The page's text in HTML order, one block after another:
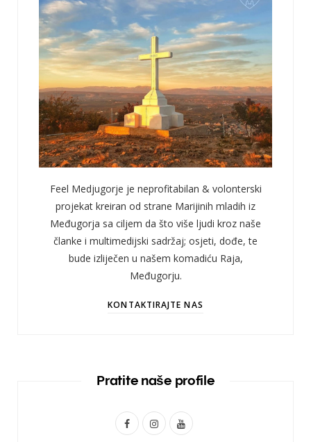
Feel Medjugorje je neprofitabilan & volonterski
projekat kreiran od strane Marijinih mladih iz
Međugorja sa ciljem da što više ljudi kroz naše
članke i multimedijski sadržaj; osjeti, dođe, te
bude izliječen u našem komadiću Raja,
Međugorju.
KONTAKTIRAJTE NAS
Pratite naše profile
F
I
Y